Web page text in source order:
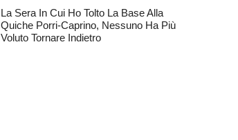
La Sera In Cui Ho Tolto La Base Alla
Quiche Porri-Caprino, Nessuno Ha Più
Voluto Tornare Indietro